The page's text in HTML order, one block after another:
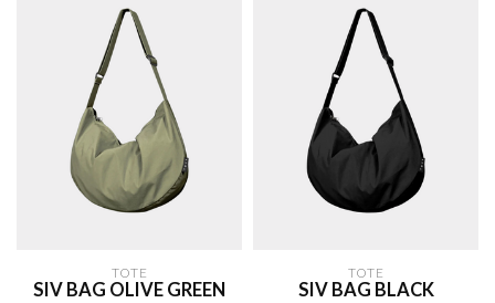
TOTE
SIV BAG OLIVE GREEN
TOTE
SIV BAG BLACK